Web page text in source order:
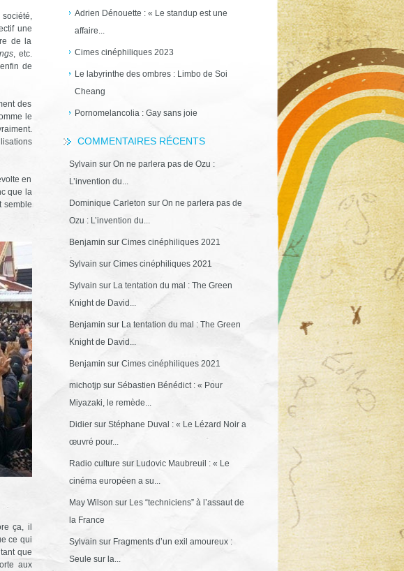
Adrien Dénouette : « Le standup est une
affaire...
Cimes cinéphiliques 2023
Le labyrinthe des ombres : Limbo de Soi
Cheang
Pornomelancolia : Gay sans joie
COMMENTAIRES RÉCENTS
Sylvain sur On ne parlera pas de Ozu :
L’invention du...
Dominique Carleton sur On ne parlera pas de
Ozu : L’invention du...
Benjamin sur Cimes cinéphiliques 2021
Sylvain sur Cimes cinéphiliques 2021
Sylvain sur La tentation du mal : The Green
Knight de David...
Benjamin sur La tentation du mal : The Green
Knight de David...
Benjamin sur Cimes cinéphiliques 2021
michotjpsur Sébastien Bénédict : « Pour
Miyazaki, le remède...
Didiersur Stéphane Duval : « Le Lézard Noir a
œuvré pour...
Radio culture sur Ludovic Maubreuil : « Le
cinéma européen a su...
May Wilson sur Les “techniciens” à l’assaut de
la France
Sylvain sur Fragments d’un exil amoureux :
Seule sur la...
société,
une
de la
, etc.
de
des
le
en
que la
semble
ça, il
ce qui
que
aux